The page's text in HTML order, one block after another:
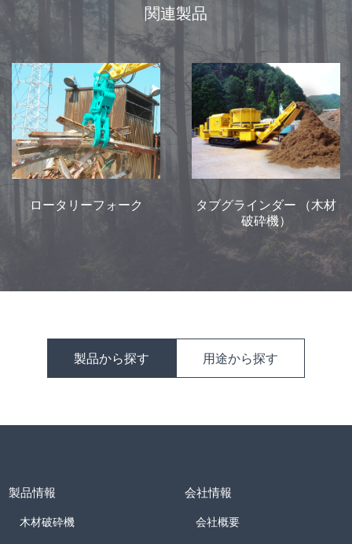
関連製品
ロータリーフォーク
タブグラインダー （木材
破砕機）
製品から探す 用途から探す
製品情報
木材破砕機
会社情報
会社概要